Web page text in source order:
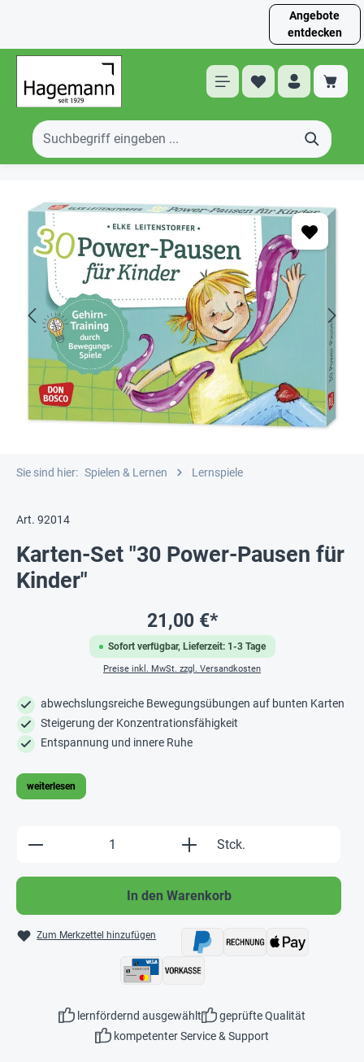
Angebote
entdecken
Sie sind hier: Spielen & Lernen Lernspiele
Art. 92014
Karten-Set "30 Power-Pausen für
Kinder"
Sofort verfügbar, Lieferzeit: 1-3 Tage
21,00 €*
Preise inkl. MwSt. zzgl. Versandkosten
abwechslungsreiche Bewegungsübungen auf bunten Karten
Steigerung der Konzentrationsfähigkeit
Entspannung und innere Ruhe
weiterlesen
Produkt Anzahl: Gib den gewünschten
Stck.
In den Warenkorb
Zum Merkzettel hinzufügen
lernfördernd ausgewählt
geprüfte Qualität
kompetenter Service & Support